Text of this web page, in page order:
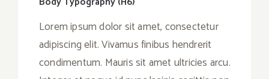
Lorem ipsum dolor sit amet, consectetur
adipiscing elit. Vivamus finibus hendrerit
condimentum. Mauris sit amet ultricies arcu.